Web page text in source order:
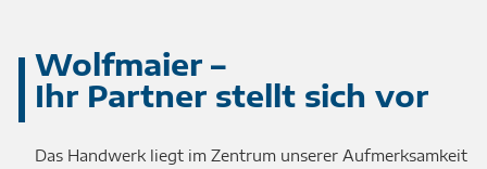
Wolfmaier –
Ihr Partner stellt sich vor
Das Handwerk liegt im Zentrum unserer Aufmerksamkeit